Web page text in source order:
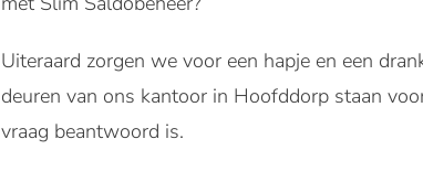
Uiteraard zorgen we voor een hapje en een
deuren van ons kantoor in Hoofddorp staan
vraag beantwoord is.